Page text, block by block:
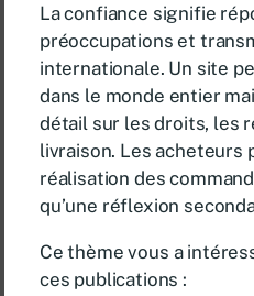
La confiance signifie
préoccupations et
internationale. Un site
dans le monde entier
détail sur les droits, les
livraison. Les acheteurs
réalisation des
qu’une réflexion
Ce thème vous a
ces publications :